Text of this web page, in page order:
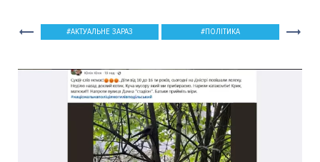
АКТУАЛЬНЕ ЗАРАЗ ПОЛІТИКА